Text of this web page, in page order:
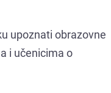
upoznati obrazovne
i učenicima o